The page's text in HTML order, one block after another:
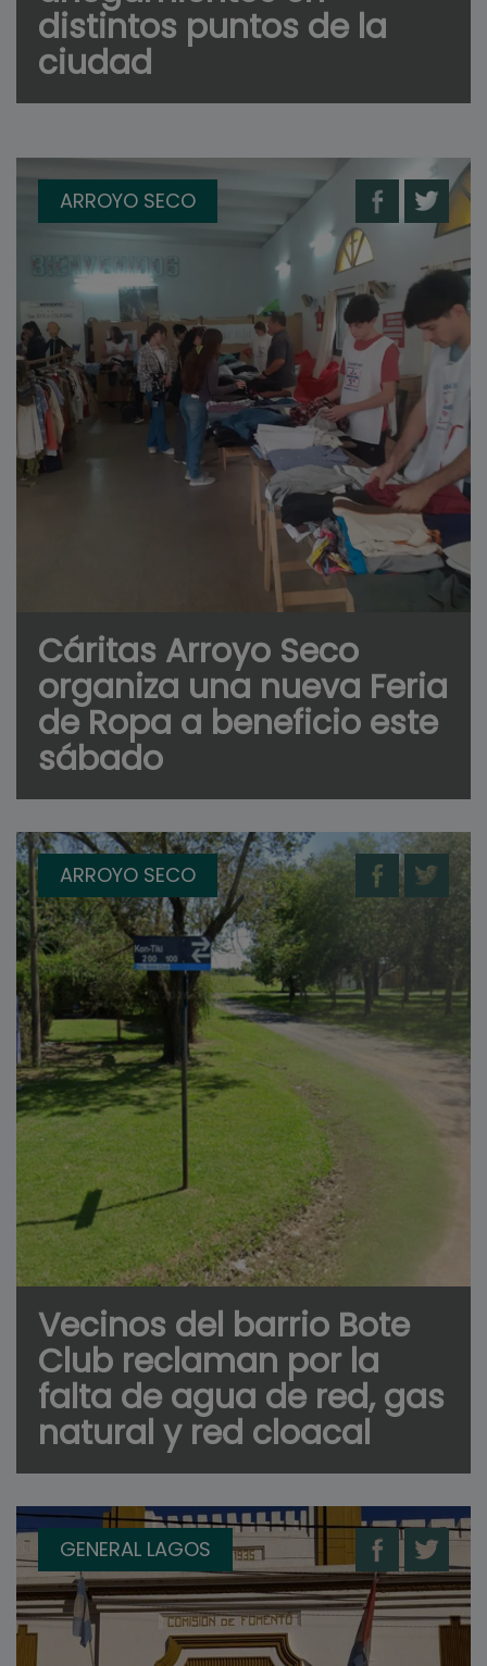
distintos puntos de la
ciudad
ARROYO SECO
Cáritas Arroyo Seco
organiza una nueva Feria
de Ropa a beneficio este
sábado
ARROYO SECO
Vecinos del barrio Bote
Club reclaman por la
falta de agua de red, gas
natural y red cloacal
GENERAL LAGOS